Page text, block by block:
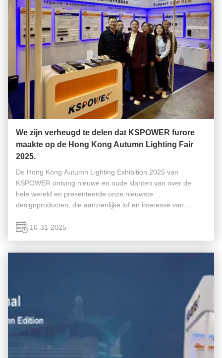
We zijn verheugd te delen dat KSPOWER furore
maakte op de Hong Kong Autumn Lighting Fair
2025.
De Hong Kong Autumn Lighting Exhibition 2025 van
KSPOWER ontving nieuwe en oude klanten van over de
hele wereld en presenteerde onze nieuwste
designproducten, die aanzienlijke lof en interesse van
10-31-2025